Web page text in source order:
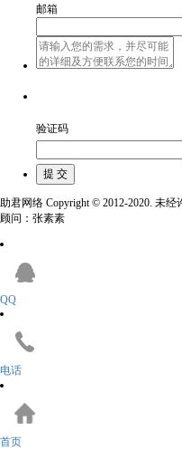
邮箱
验证码
助君网络 Copyright © 2012-2020. 未
顾问：张素素
QQ
电话
首页